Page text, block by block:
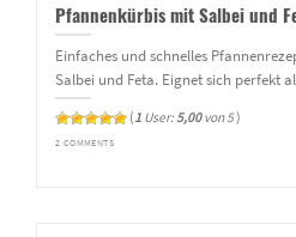
Pfannenkürbis mit Salbei und
Einfaches und schnelles
Salbei und Feta. Eignet sich perfekt
(1 User:5,00von 5)
2 COMMENTS